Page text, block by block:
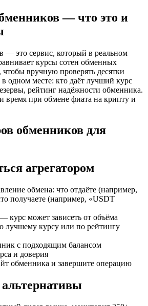
— что это и
— это сервис, который в реальном
курсы сотен обменных
вручную проверять десятки
одном месте: кто даёт лучший курс
рейтинг надёжности обменника.
время при обмене фиата на крипту и
обменников для
агрегатором
обмена: что отдаёте (например,
получаете (например, «USDT
курс может зависеть от объёма
лучшему курсу или по рейтингу
с подходящим балансом
и доверия
обменника и завершите операцию
альтернативы